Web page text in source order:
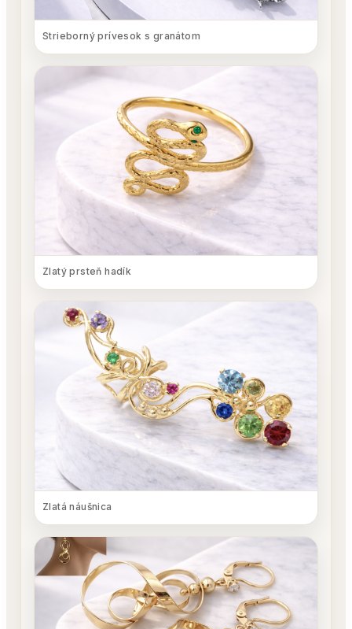
Strieborný prívesok s granátom
Zlatý prsteň hadík
Zlatá náušnica